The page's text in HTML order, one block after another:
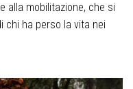
alla mobilitazione, che si
chi ha perso la vita nei